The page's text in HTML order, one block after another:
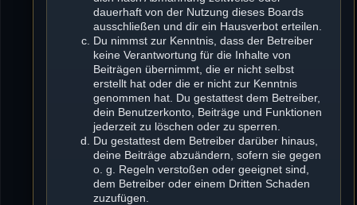
dauerhaft von der Nutzung dieses Boards
ausschließen und dir ein Hausverbot erteilen.
Du nimmst zur Kenntnis, dass der Betreiber
keine Verantwortung für die Inhalte von
Beiträgen übernimmt, die er nicht selbst
erstellt hat oder die er nicht zur Kenntnis
genommen hat. Du gestattest dem Betreiber,
dein Benutzerkonto, Beiträge und Funktionen
jederzeit zu löschen oder zu sperren.
Du gestattest dem Betreiber darüber hinaus,
deine Beiträge abzuändern, sofern sie gegen
o. g. Regeln verstoßen oder geeignet sind,
dem Betreiber oder einem Dritten Schaden
zuzufügen.